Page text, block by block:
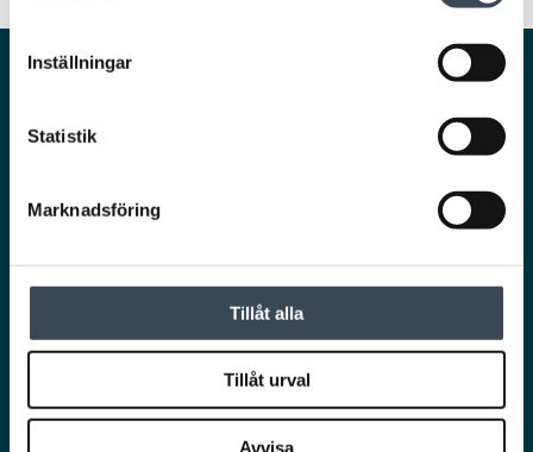
Inställningar
Statistik
Marknadsföring
Tillåt alla
Tillåt urval
Avvisa
Ta del av det senaste från RCO!